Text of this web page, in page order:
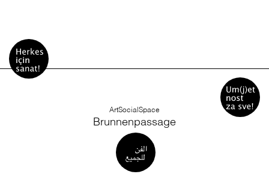
ArtSocialSpace
Brunnenpassage